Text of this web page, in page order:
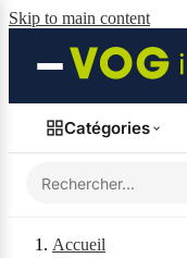
Skip to main content
Catégories
Accueil